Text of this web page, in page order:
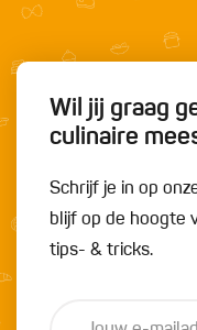
Wil jij graag
culinaire
Schrijf je in op
blijf op de hoogte
tips- & tricks.